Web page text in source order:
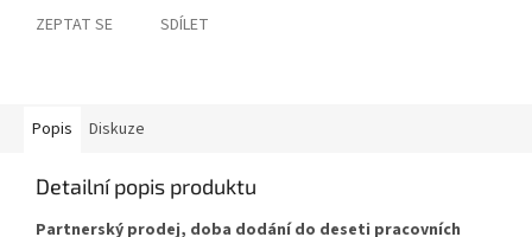
ZEPTAT SE SDÍLET
Popis Diskuze
Detailní popis produktu
Partnerský prodej, doba dodání do deseti pracovních